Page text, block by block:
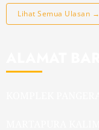
Lihat Semua Ulasan →